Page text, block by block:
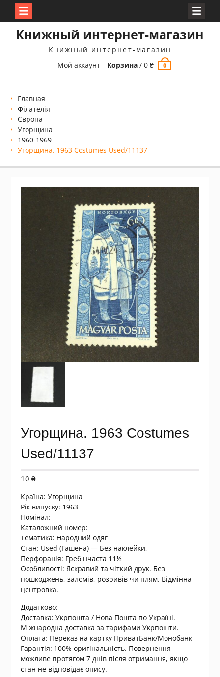
Книжный интернет-магазин
Книжный интернет-магазин
Мой аккаунт
Корзина /0₴ 0
Главная
Філателія
Європа
Угорщина
1960-1969
Угорщина. 1963 Costumes Used/11137
Угорщина. 1963 Costumes
Used/11137
10 ₴
Країна: Угорщина
Рік випуску: 1963
Номінал:
Каталожний номер:
Тематика: Народний одяг
Стан: Used (Гашена) — Без наклейки,
Перфорація: Гребінчаста 11½
Особливості: Яскравий та чіткий друк. Без
пошкоджень, заломів, розривів чи плям. Відмінна
центровка.
Додатково:
Доставка: Укрпошта / Нова Пошта по Україні.
Міжнародна доставка за тарифами Укрпошти.
Оплата: Переказ на картку ПриватБанк/Монобанк.
Гарантія: 100% оригінальність. Повернення
можливе протягом 7 днів після отримання, якщо
стан не відповідає опису.